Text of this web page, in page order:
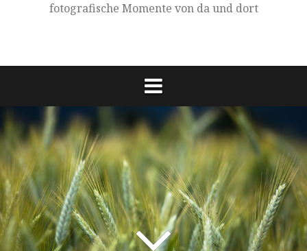
fotografische Momente von da und dort